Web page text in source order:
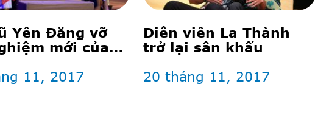
Yên Đăng vỡ
mới của
11, 2017
Diễn viên La Thành
trở lại sân khấu
20 tháng 11, 2017